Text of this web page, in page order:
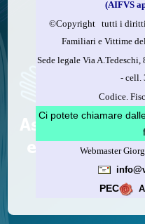
Compila la scheda CUD o
Firma nel riquadro indicato
organizzazioni non lucrative
Indica nel riquadro il
97184320584
Leggi
(versione
(AIFVS
©​Copyright tutti i diritti
Familiari e Vittime
Sede legale Via
-cell.
Codice.
Ci potete chiamare
Webmaster
PEC